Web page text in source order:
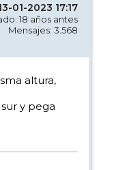
01-2023 17:17
18 años antes
Mensajes: 3.568
altura,
y pega